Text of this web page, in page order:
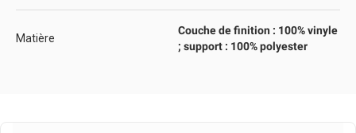
Matière
Couche de finition : 100% vinyle
; support : 100% polyester